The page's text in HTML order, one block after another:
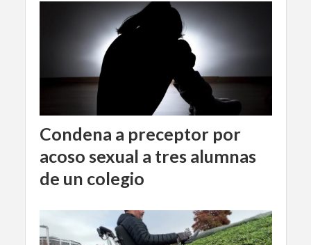
Condena a preceptor por
acoso sexual a tres alumnas
de un colegio